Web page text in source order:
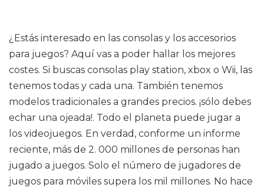
¿Estás interesado en las consolas y los accesorios
para juegos? Aquí vas a poder hallar los mejores
costes. Si buscas consolas play station, xbox o Wii, las
tenemos todas y cada una. También tenemos
modelos tradicionales a grandes precios. ¡sólo debes
echar una ojeada!. Todo el planeta puede jugar a
los videojuegos. En verdad, conforme un informe
reciente, más de 2. 000 millones de personas han
jugado a juegos. Solo el número de jugadores de
juegos para móviles supera los mil millones. No hace